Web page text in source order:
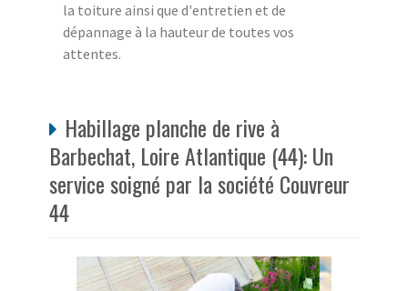
la toiture ainsi que d'entretien et de
dépannage à la hauteur de toutes vos
attentes.
Habillage planche de rive à
Barbechat, Loire Atlantique (44): Un
service soigné par la société Couvreur
44